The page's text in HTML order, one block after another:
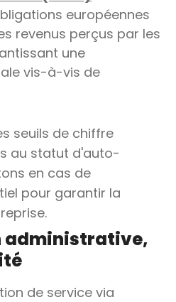
européennes
revenus perçus par les
une
vis-à-vis de
seuils de chiffre
au statut d'auto-
en cas de
pour garantir la
administrative,
de service via